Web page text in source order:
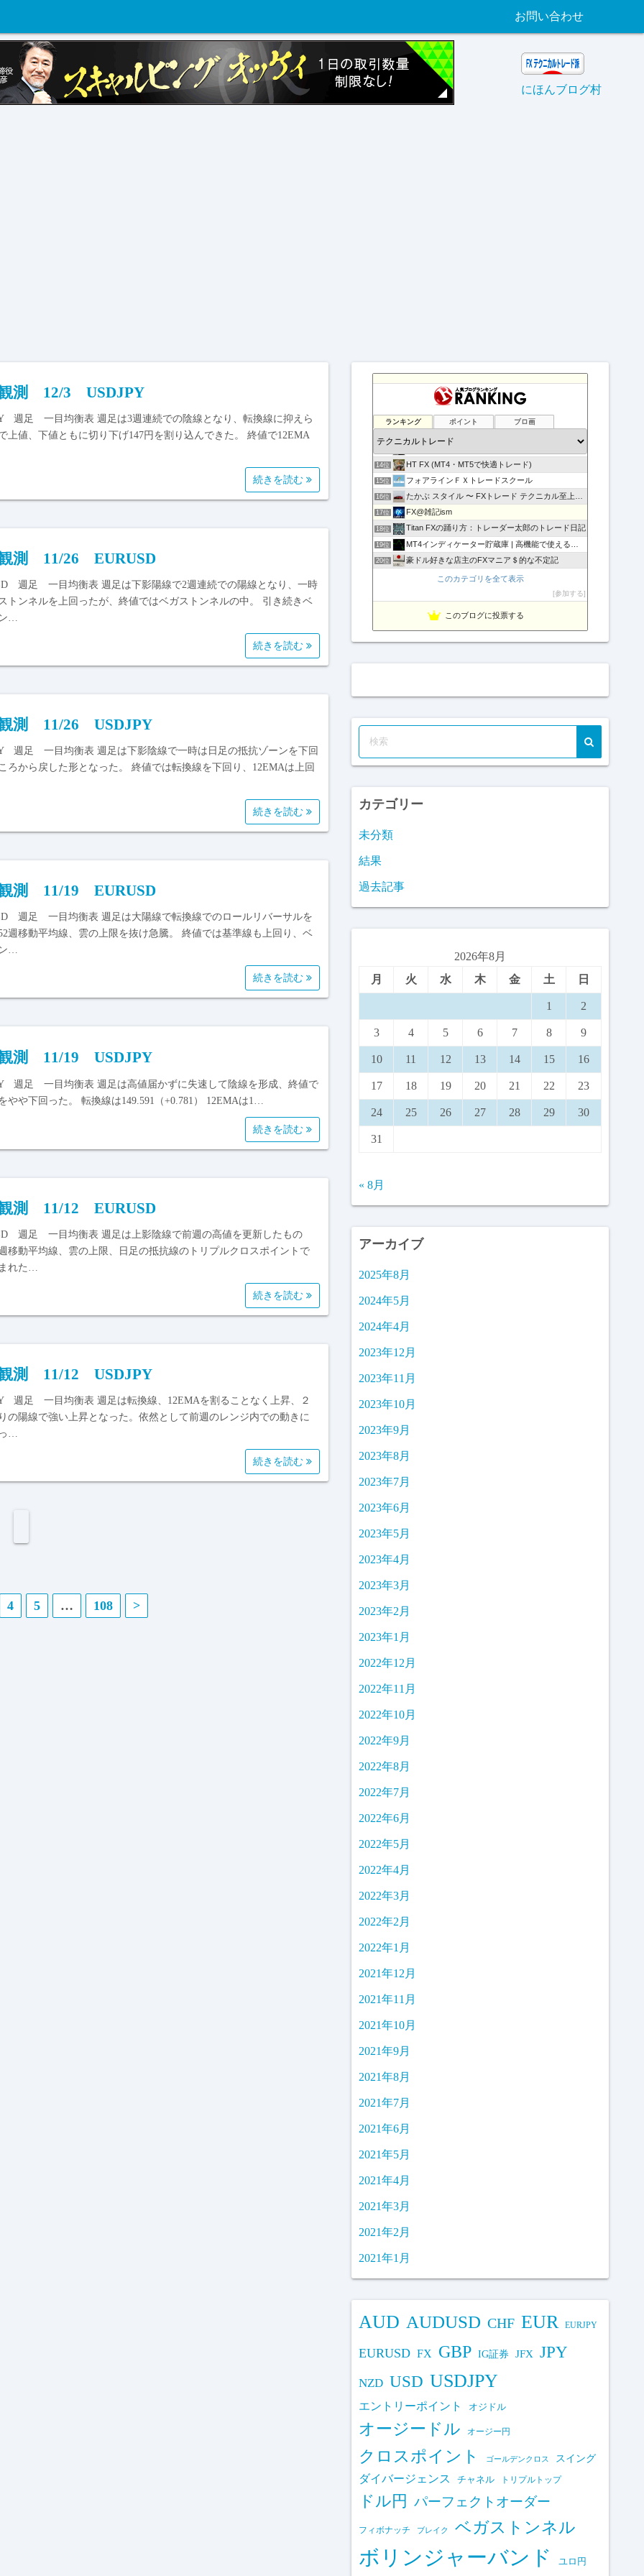
お問い合わせ
にほんブログ村
測 12/3 USDJPY
週足 一目均衡表 週足は3週連続での陰線となり、転換線に抑えら
上値、下値ともに切り下げ147円を割り込んできた。 終値で12EMA
続きを読む
測 11/26 EURUSD
週足 一目均衡表 週足は下影陽線で2週連続での陽線となり、一時
トンネルを上回ったが、終値ではベガストンネルの中。 引き続きベ
…
続きを読む
測 11/26 USDJPY
週足 一目均衡表 週足は下影陰線で一時は日足の抵抗ゾーンを下回
ろから戻した形となった。 終値では転換線を下回り、12EMAは上回
続きを読む
測 11/19 EURUSD
週足 一目均衡表 週足は大陽線で転換線でのロールリバーサルを
週移動平均線、雲の上限を抜け急騰。 終値では基準線も上回り、ベ
…
続きを読む
測 11/19 USDJPY
週足 一目均衡表 週足は高値届かずに失速して陰線を形成、終値で
やや下回った。 転換線は149.591（+0.781） 12EMAは1…
続きを読む
測 11/12 EURUSD
週足 一目均衡表 週足は上影陰線で前週の高値を更新したもの
移動平均線、雲の上限、日足の抵抗線のトリプルクロスポイントで
れた…
続きを読む
測 11/12 USDJPY
週足 一目均衡表 週足は転換線、12EMAを割ることなく上昇、２
の陽線で強い上昇となった。依然として前週のレンジ内での動きに
…
続きを読む
4 5 … 108 >
ランキング ポイント ブロ画
負けない！無料「Immortal_EA」究極システムトレード
11位 テクニカル分析
FX検証ブログキング-ナオトの日記-
14位 HT FX (MT4・MT5で快適トレード)
15位 フォアラインＦＸトレードスクール
16位 たかぶ スタイル 〜 FXトレード テクニカル至上主義！
17位 FX@雑記ism
18位 Titan FXの踊り方：トレーダー太郎のトレード日記
19位 MT4インディケーター貯蔵庫 | 高機能で使えるインジをご…
20位 豪ドル好きな店主のFXマニア＄的な不定記
MT5インディケーター貯蔵庫
このカテゴリを全て表示
参加する
このブログに投票する
カテゴリー
未分類
結果
過去記事
2026年8月
月
火 水 木 金 土 日
1 2
3 4 5 6 7 8 9
10 11 12 13 14 15 16
17 18 19 20 21 22 23
24 25 26 27 28 29 30
31
« 8月
アーカイブ
2025年8月
2024年5月
2024年4月
2023年12月
2023年11月
2023年10月
2023年9月
2023年8月
2023年7月
2023年6月
2023年5月
2023年4月
2023年3月
2023年2月
2023年1月
2022年12月
2022年11月
2022年10月
2022年9月
2022年8月
2022年7月
2022年6月
2022年5月
2022年4月
2022年3月
2022年2月
2022年1月
2021年12月
2021年11月
2021年10月
2021年9月
2021年8月
2021年7月
2021年6月
2021年5月
2021年4月
2021年3月
2021年2月
2021年1月
AUD AUDUSD CHF EUR EURJPY
EURUSD FX GBP IG証券 JFX JPY
NZD USD USDJPY
エントリーポイント オジドル
オージードル オージー円
クロスポイント ゴールデンクロス スイング
ダイバージェンス チャネル トリプルトップ
ドル円 パーフェクトオーダー
フィボナッチ ブレイク ベガストンネル
ボリンジャーバンド ユロ円